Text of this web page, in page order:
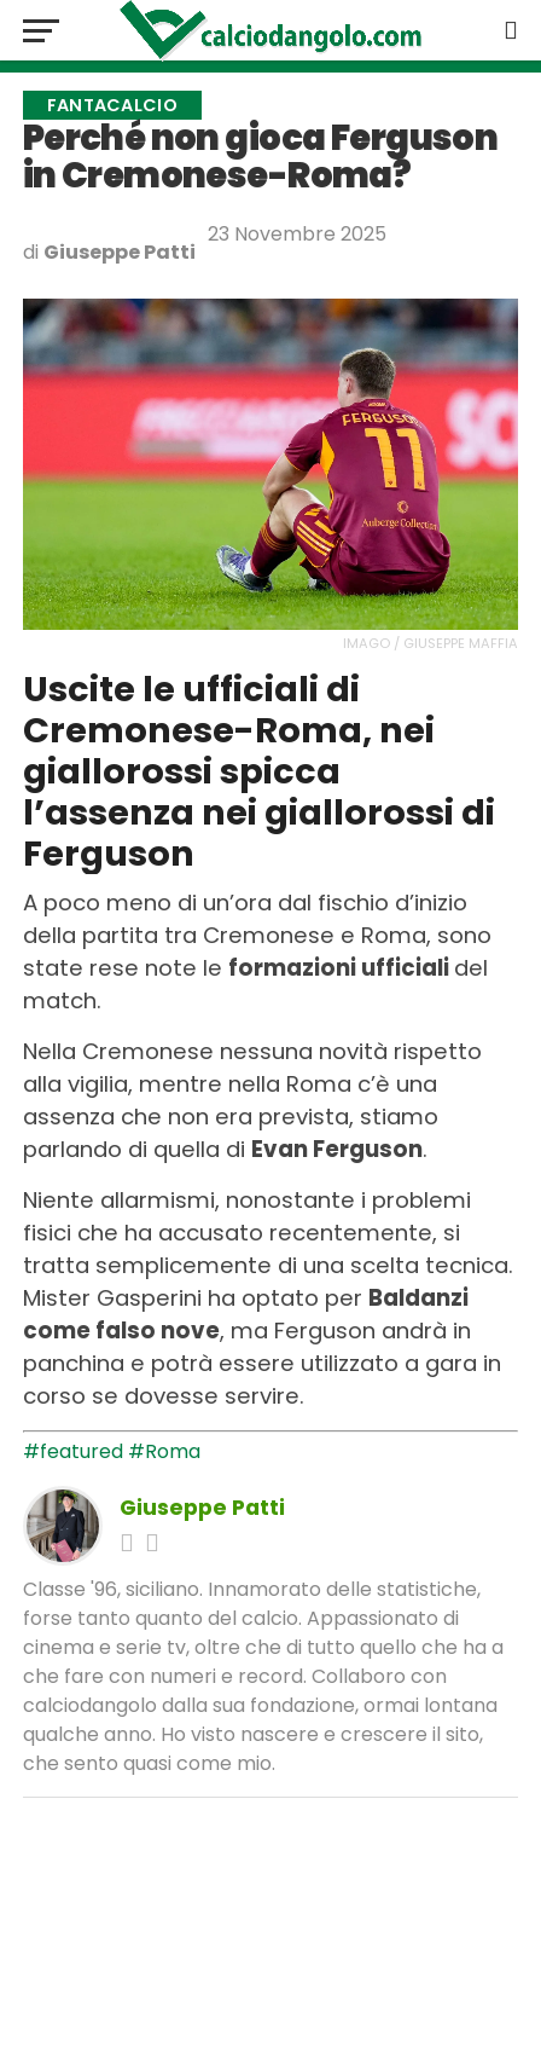
FANTACALCIO
Perché non gioca Ferguson
in Cremonese-Roma?
di Giuseppe Patti
23 Novembre 2025
IMAGO / GIUSEPPE MAFFIA
Uscite le ufficiali di
Cremonese-Roma, nei
giallorossi spicca
l’assenza nei giallorossi di
Ferguson
A poco meno di un’ora dal fischio d’inizio
della partita tra Cremonese e Roma, sono
state rese note le formazioni ufficiali del
match.
Nella Cremonese nessuna novità rispetto
alla vigilia, mentre nella Roma c’è una
assenza che non era prevista, stiamo
parlando di quella di Evan Ferguson.
Niente allarmismi, nonostante i problemi
fisici che ha accusato recentemente, si
tratta semplicemente di una scelta tecnica.
Mister Gasperini ha optato per Baldanzi
come falso nove, ma Ferguson andrà in
panchina e potrà essere utilizzato a gara in
corso se dovesse servire.
#featured #Roma
Giuseppe Patti
Classe '96, siciliano. Innamorato delle statistiche,
forse tanto quanto del calcio. Appassionato di
cinema e serie tv, oltre che di tutto quello che ha a
che fare con numeri e record. Collaboro con
calciodangolo dalla sua fondazione, ormai lontana
qualche anno. Ho visto nascere e crescere il sito,
che sento quasi come mio.